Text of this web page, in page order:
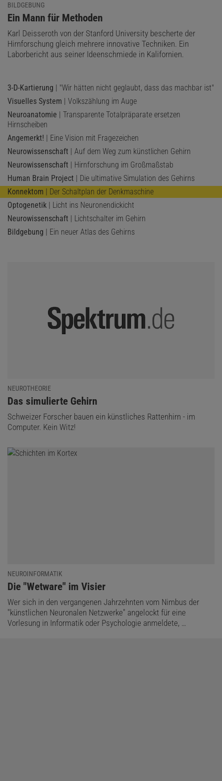
BILDGEBUNG
:
Ein Mann für Methoden
Karl Deisseroth von der Stanford University bescherte der
Hirnforschung gleich mehrere innovative Techniken. Ein
Laborbericht aus seiner Ideenschmiede in Kalifornien.
3-D-Kartierung | "Wir hätten nicht geglaubt, dass das machbar ist"
Visuelles System | Volkszählung im Auge
Neuroanatomie | Transparente Totalpräparate ersetzen
Hirnscheiben
Angemerkt! | Eine Vision mit Fragezeichen
Neurowissenschaft | Auf dem Weg zum künstlichen Gehirn
Neurowissenschaft | Hirnforschung im Großmaßstab
Human Brain Project | Die ultimative Simulation des Gehirns
Konnektom | Der Schaltplan der Denkmaschine
Optogenetik | Licht ins Neuronendickicht
Neurowissenschaft | Lichtschalter im Gehirn
Bildgebung | Ein neuer Atlas des Gehirns
NEUROTHEORIE
:
Das simulierte Gehirn
Schweizer Forscher bauen ein künstliches Rattenhirn - im
Computer. Kein Witz!
NEUROINFORMATIK
:
Die "Wetware" im Visier
Wer sich in den vergangenen Jahrzehnten vom Nimbus der
"künstlichen Neuronalen Netzwerke" angelockt für eine
Vorlesung in Informatik oder Psychologie anmeldete, …